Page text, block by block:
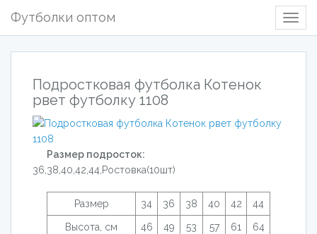
Футболки оптом
Подростковая футболка Котенок
рвет футболку 1108
Размер подросток:
36,38,40,42,44,Ростовка(10шт)
Размер 34 36 38 40 42 44
Высота, см 46 49 53 57 61 64